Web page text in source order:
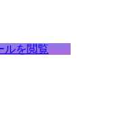
ルを閲覧